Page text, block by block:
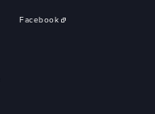
Facebook